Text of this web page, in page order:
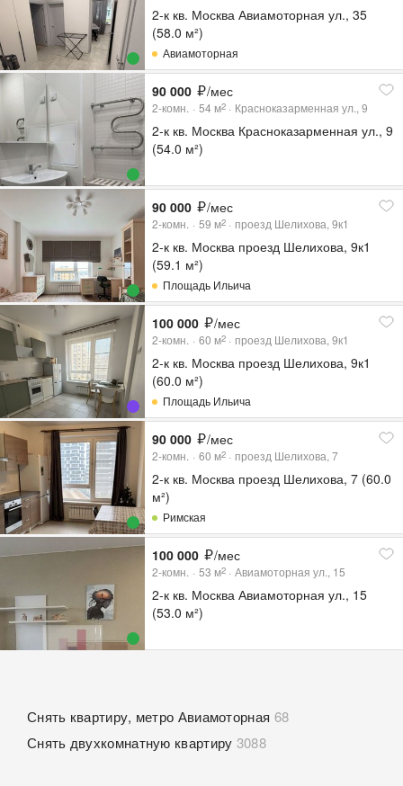
2-к кв. Москва Авиамоторная ул., 35
(58.0 м²)
Авиамоторная
90 000 /мес
2-комн. 54 м2 Красноказарменная ул., 9
2-к кв. Москва Красноказарменная ул., 9
(54.0 м²)
90 000 /мес
2-комн. 59 м2 проезд Шелихова, 9к1
2-к кв. Москва проезд Шелихова, 9к1
(59.1 м²)
Площадь Ильича
100 000 /мес
2-комн. 60 м2 проезд Шелихова, 9к1
2-к кв. Москва проезд Шелихова, 9к1
(60.0 м²)
Площадь Ильича
90 000 /мес
2-комн. 60 м2 проезд Шелихова, 7
2-к кв. Москва проезд Шелихова, 7 (60.0
м²)
Римская
100 000 /мес
2-комн. 53 м2 Авиамоторная ул., 15
2-к кв. Москва Авиамоторная ул., 15
(53.0 м²)
Снять квартиру, метро Авиамоторная 68
Снять двухкомнатную квартиру 3088